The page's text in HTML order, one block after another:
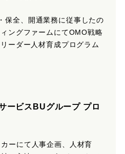
保全、開通業務に従事したの
ングファームにてOMO戦略
ーダー人材育成プログラム
ービスBUグループ プロ
ーにて人事企画、人材育